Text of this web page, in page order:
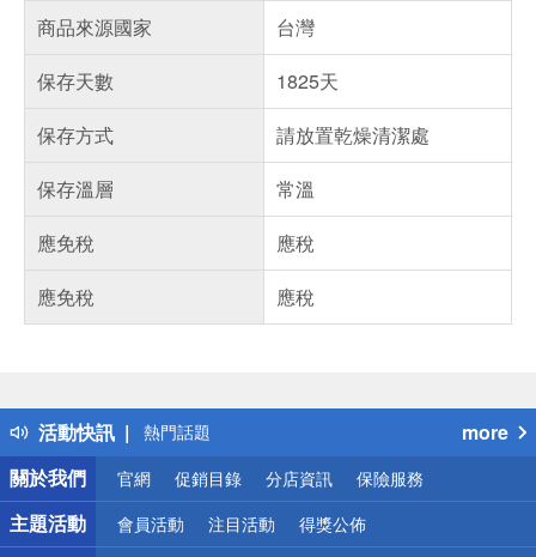
商品來源國家
台灣
保存天數
1825天
保存方式
請放置乾燥清潔處
保存溫層
常溫
應免稅
應稅
應免稅
應稅
活動快訊
得獎公告
熱門話題
銀行優惠
偏遠地區配送
詐騙網頁！請小心！
more
關於我們
官網 促銷目錄 分店資訊 保險服務
主題活動 會員活動 注目活動 得獎公佈